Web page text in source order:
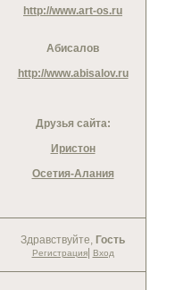
http://www.art-os.ru
Абисалов
http://www.abisalov.ru
Друзья сайта:
Иристон
Осетия-Алания
Здравствуйте, Гость
Регистрация| Вход